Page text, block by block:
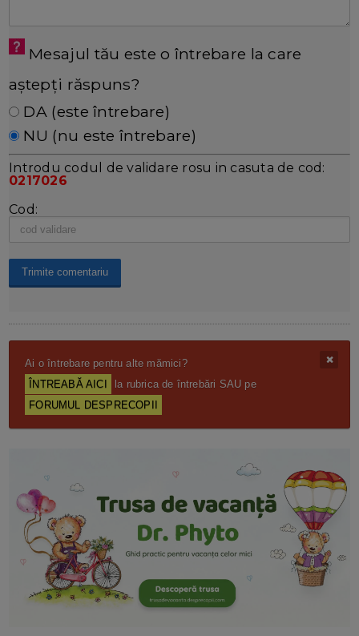
Mesajul tău este o întrebare la care
aștepți răspuns?
DA (este întrebare)
NU (nu este întrebare)
Introdu codul de validare rosu in casuta de cod:
0217026
Cod:
Ai o întrebare pentru alte mămici?
ÎNTREABĂ AICI
la rubrica de întrebări SAU pe
FORUMUL DESPRECOPII